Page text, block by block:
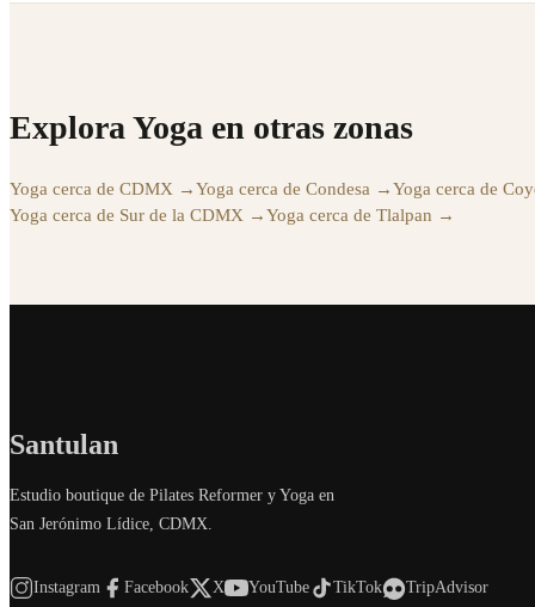
Explora Yoga en otras zonas
Yoga cerca de CDMX →Yoga cerca de Condesa →Yoga cerca de
Yoga cerca de Sur de la CDMX →Yoga cerca de Tlalpan →
Santulan
Estudio boutique de Pilates Reformer y Yoga en
San Jerónimo Lídice, CDMX.
Instagram Facebook X YouTube TikTok TripAdvisor